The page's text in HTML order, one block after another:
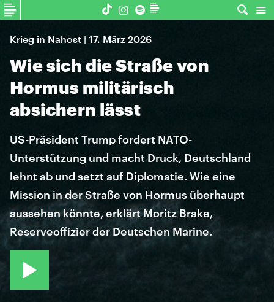
Krieg in Nahost | 17. März 2026
Wie sich die Straße von
Hormus militärisch
absichern lässt
US-Präsident Trump fordert NATO-
Unterstützung und macht Druck, Deutschland
lehnt ab und setzt auf Diplomatie. Wie eine
Mission in der Straße von Hormus überhaupt
aussehen könnte, erklärt Moritz Brake,
Reserveoffizier der Deutschen Marine.